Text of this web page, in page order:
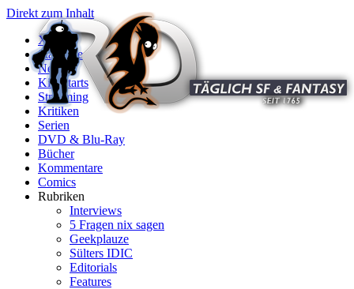
Direkt zum Inhalt
X
Startseite
News
Kinostarts
Streaming
Kritiken
Serien
DVD & Blu-Ray
Bücher
Kommentare
Comics
Rubriken
Interviews
5 Fragen nix sagen
Geekplauze
Sülters IDIC
Editorials
Features